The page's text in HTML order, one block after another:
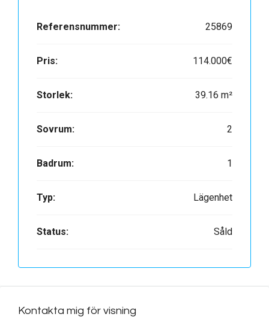
Referensnummer: 25869
Pris: 114.000€
Storlek: 39.16 m²
Sovrum: 2
Badrum: 1
Typ: Lägenhet
Status: Såld
Kontakta mig för visning